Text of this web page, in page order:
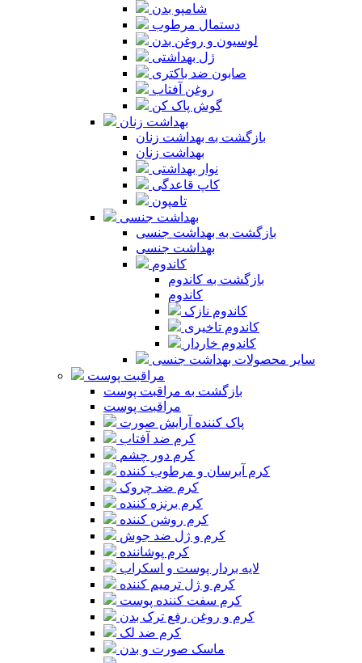
شامپو بدن
دستمال مرطوب
لوسیون و روغن بدن
ژل بهداشتی
صابون ضد باکتری
روغن آفتاب
گوش پاک کن
بهداشت زنان
بازگشت به بهداشت زنان
بهداشت زنان
نوار بهداشتی
کاپ قاعدگی
تامپون
بهداشت جنسی
بازگشت به بهداشت جنسی
بهداشت جنسی
کاندوم
بازگشت به کاندوم
کاندوم
کاندوم نازک
کاندوم تاخیری
کاندوم خاردار
سایر محصولات بهداشت جنسی
مراقبت پوست
بازگشت به مراقبت پوست
مراقبت پوست
پاک کننده آرایش صورت
کرم ضد آفتاب
کرم دور چشم
کرم آبرسان و مرطوب کننده
کرم ضد چروک
کرم برنزه کننده
کرم روشن کننده
کرم و ژل ضد جوش
کرم پوشاننده
لایه بردار پوست و اسکراب
کرم و ژل ترمیم کننده
کرم سفت کننده پوست
کرم و روغن رفع ترک بدن
کرم ضد لک
ماسک صورت و بدن